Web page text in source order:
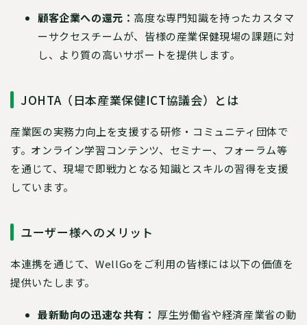
顧客企業への還元： 高度な専門知識を持ったカスタマ
ーサクセスチームが、皆様の産業保健現場の課題に対
し、より質の高いサポートを提供します。
JOHTA（日本産業保健ICT協議会）とは
産業医の実務力向上を支援する研修・コミュニティ団体で
す。オンライン学習コンテンツ、セミナー、フォーラム等
を通じて、現場で即戦力となる知識とスキルの習得を支援
しています。
ユーザー様へのメリット
本連携を通じて、WellGoをご利用の皆様には以下の価値を
提供いたします。
最新動向の迅速な共有： 厚生労働省や経済産業省の動